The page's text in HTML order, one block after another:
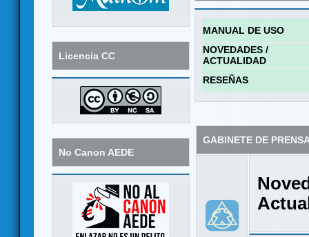
Licencia CC
No Canon AEDE
MANUAL DE USO
NOVEDADES /
ACTUALIDAD
RESEÑAS
GABINETE DE